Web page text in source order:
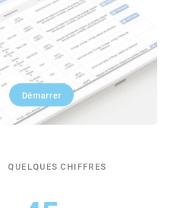
Démarrer
QUELQUES CHIFFRES